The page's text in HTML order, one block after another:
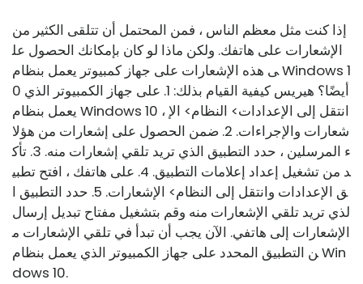
إذا كنت مثل معظم الناس ، فمن المحتمل أن تتلقى الكثير من
الإشعارات على هاتفك. ولكن ماذا لو كان بإمكانك الحصول عل
ى هذه الإشعارات على جهاز كمبيوتر يعمل بنظام Windows 1
0 أيضًا؟ هيريس كيفية القيام بذلك: 1. على جهاز الكمبيوتر الذي
يعمل بنظام Windows 10 ، انتقل إلى الإعدادات> النظام> الإ
شعارات والإجراءات. 2. ضمن الحصول على إشعارات من هؤلا
ء المرسلين ، حدد التطبيق الذي تريد تلقي إشعارات منه. 3. تأك
د من تشغيل إعداد إعلامات التطبيق. 4. على هاتفك ، افتح تطبي
ق الإعدادات وانتقل إلى النظام> الإشعارات. 5. حدد التطبيق ا
لذي تريد تلقي الإشعارات منه وقم بتشغيل مفتاح تبديل إرسال
الإشعارات إلى هاتفي. الآن يجب أن تبدأ في تلقي الإشعارات م
ن التطبيق المحدد على جهاز الكمبيوتر الذي يعمل بنظام Win
dows 10.